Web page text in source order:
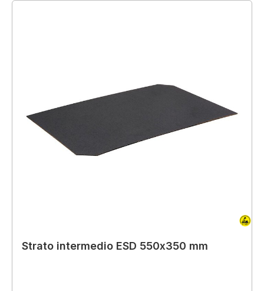
Strato intermedio ESD 550x350 mm